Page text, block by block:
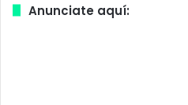
Anunciate aquí: